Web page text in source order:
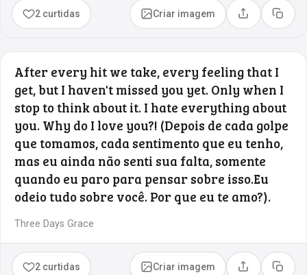
2 curtidas Criar imagem Compartilhar
Copiar
After every hit we take, every feeling that I
get, but I haven't missed you yet. Only when I
stop to think about it. I hate everything about
you. Why do I love you?! (Depois de cada golpe
que tomamos, cada sentimento que eu tenho,
mas eu ainda não senti sua falta, somente
quando eu paro para pensar sobre isso.Eu
odeio tudo sobre você. Por que eu te amo?).
Three Days Grace
2 curtidas Criar imagem Compartilhar
Copiar